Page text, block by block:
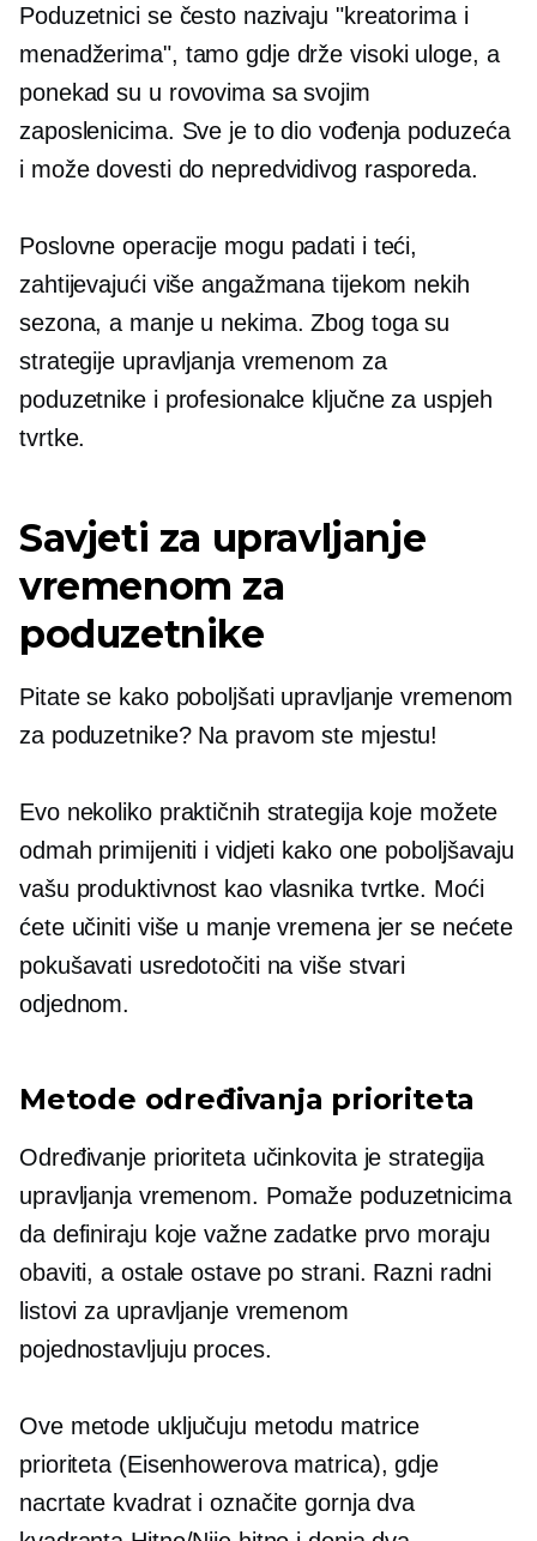
Poduzetnici se često nazivaju "kreatorima i
menadžerima", tamo gdje drževisokiuloge, a
ponekad su u rovovima sa svojim
zaposlenicima. Sve je to dio vođenja poduzeća
i može dovesti do nepredvidivog rasporeda.
Poslovne operacije mogu padati i teći,
zahtijevajući više angažmana tijekom nekih
sezona, a manje u nekima. Zbog toga su
strategije upravljanja vremenom za
poduzetnike i profesionalce ključne za uspjeh
tvrtke.
Savjeti za upravljanje
vremenom za
poduzetnike
Pitate se kako poboljšati upravljanje vremenom
za poduzetnike? Na pravom ste mjestu!
Evo nekoliko praktičnih strategija koje možete
odmah primijeniti i vidjeti kako one poboljšavaju
vašu produktivnost kao vlasnika tvrtke. Moći
ćete učiniti više u manje vremena jer se nećete
pokušavati usredotočiti na više stvari
odjednom.
Metode određivanja prioriteta
Određivanje prioriteta učinkovita je strategija
upravljanja vremenom. Pomaže poduzetnicima
da definiraju koje važne zadatke prvo moraju
obaviti, a ostale ostave po strani. Razni radni
listovi za upravljanje vremenom
pojednostavljuju proces.
Ove metode uključuju metodu matrice
prioriteta (Eisenhowerova matrica), gdje
nacrtate kvadrat i označite gornja dva